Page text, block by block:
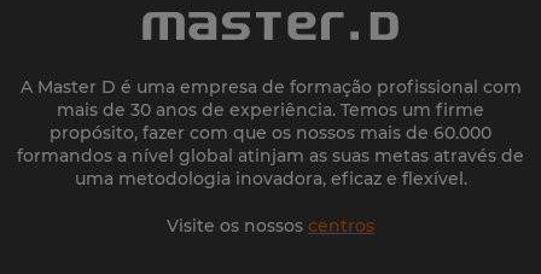
A Master D é uma empresa de formação profissional com
mais de 30 anos de experiência. Temos um firme
propósito, fazer com que os nossos mais de 60.000
formandos a nível global atinjam as suas metas através de
uma metodologia inovadora, eficaz e flexível.
Visite os nossos centros